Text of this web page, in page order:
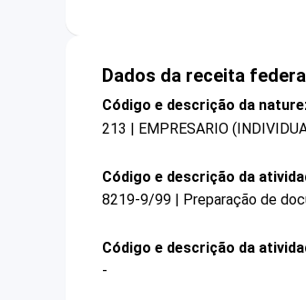
Dados da receita
Código e descrição da
213 | EMPRESARIO
Código e descrição da
8219-9/99 | Preparação de
Código e descrição da
-